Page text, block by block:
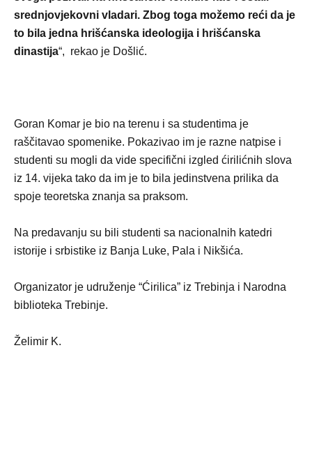
srednjovjekovni vladari. Zbog toga možemo reći da je
to bila jedna hrišćanska ideologija i hrišćanska
dinastija“, rekao je Došlić.
Goran Komar je bio na terenu i sa studentima je
raščitavao spomenike. Pokazivao im je razne natpise i
studenti su mogli da vide specifični izgled ćirilićnih slova
iz 14. vijeka tako da im je to bila jedinstvena prilika da
spoje teoretska znanja sa praksom.
Na predavanju su bili studenti sa nacionalnih katedri
istorije i srbistike iz Banja Luke, Pala i Nikšića.
Organizator je udruženje “Ćirilica” iz Trebinja i Narodna
biblioteka Trebinje.
Želimir K.